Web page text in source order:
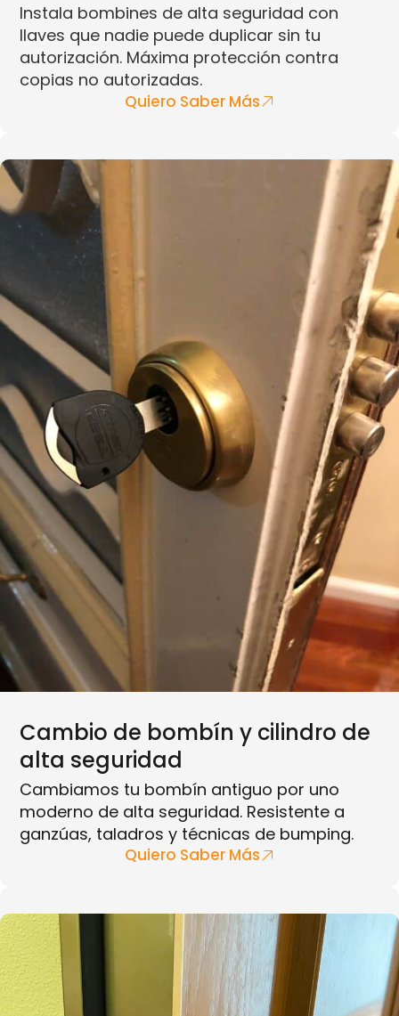
Instala bombines de alta seguridad con
llaves que nadie puede duplicar sin tu
autorización. Máxima protección contra
copias no autorizadas.
Quiero Saber Más
Cambio de bombín y cilindro de
alta seguridad
Cambiamos tu bombín antiguo por uno
moderno de alta seguridad. Resistente a
ganzúas, taladros y técnicas de bumping.
Quiero Saber Más